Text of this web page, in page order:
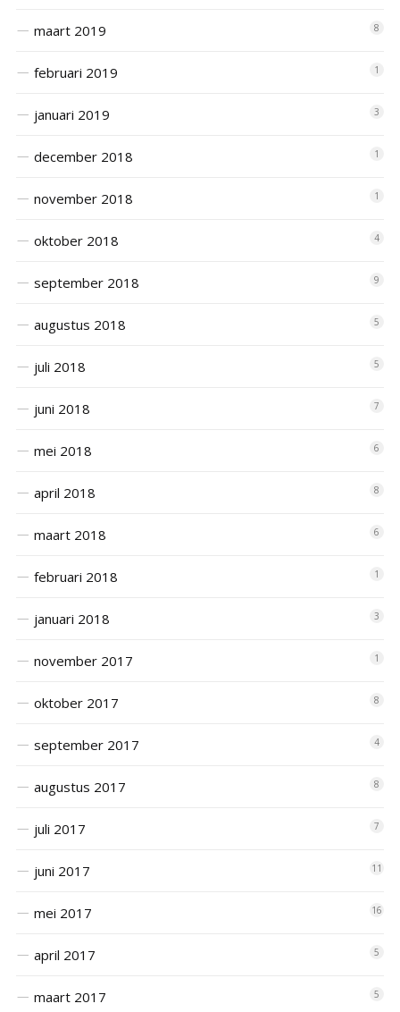
maart 2019 8
februari 2019 1
januari 2019 3
december 2018 1
november 2018 1
oktober 2018 4
september 2018 9
augustus 2018 5
juli 2018 5
juni 2018 7
mei 2018 6
april 2018 8
maart 2018 6
februari 2018 1
januari 2018 3
november 2017 1
oktober 2017 8
september 2017 4
augustus 2017 8
juli 2017 7
juni 2017 11
mei 2017 16
april 2017 5
maart 2017 5